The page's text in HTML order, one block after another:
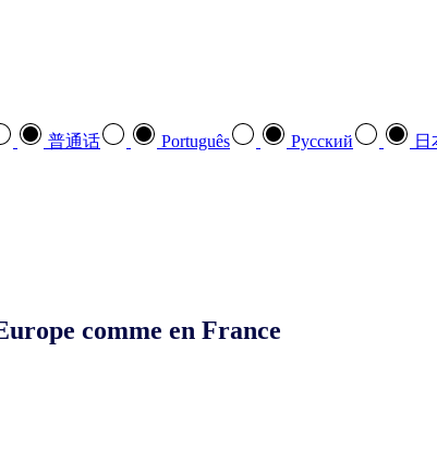
普通话 Português Pусский 日
comme en France